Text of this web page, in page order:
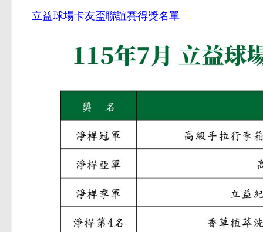
立益球場卡友盃聯誼賽得獎名單